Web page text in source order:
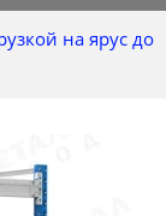
на ярус до